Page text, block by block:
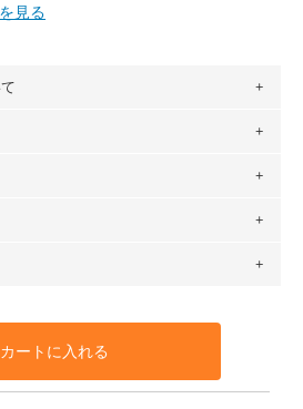
見る
販売になります。
ンのプリントに使用している生地は
・100％コットン（ローン）・コッ
・100％コットン（ツイル）・
料）を購入する
布は2mまで型紙は2個までとなりま
り宅急便での配送となります。
が見つかった場合は、4～5営業日後
います。
れません。
量のみをプリントするため、
購入後
ようお願いします。思っていた色味
返品は承れません。予めご了承くだ
などでの販売用アイテムの製作にご
fabric使用」といった記載
た際に起こる全ての問題、クレーム
カートに入れる